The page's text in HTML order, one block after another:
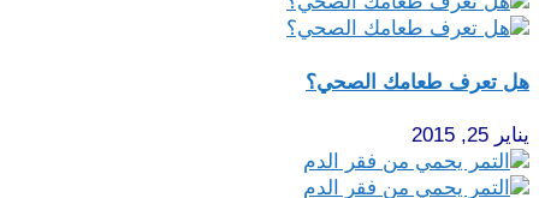
هل تعرف طعامك الصحي؟
يناير 25, 2015